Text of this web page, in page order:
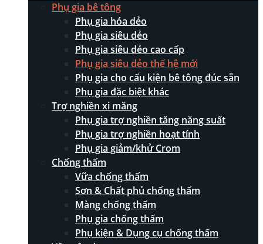
Phụ gia bê tông
Phụ gia hóa dẻo
Phụ gia siêu dẻo
Phụ gia siêu dẻo cao cấp
Phụ gia siêu dẻo thế hệ mới
Phụ gia cho cấu kiện bê tông đúc sẵn
Phụ gia đặc biệt khác
Trợ nghiền xi măng
Phụ gia trợ nghiền tăng năng suất
Phụ gia trợ nghiền hoạt tính
Phụ gia giảm/khử Crom
Chống thấm
Vữa chống thấm
Sơn & Chất phủ chống thấm
Màng chống thấm
Phụ gia chống thấm
Phụ kiện & Dụng cụ chống thấm